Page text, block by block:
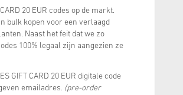
20 EUR codes op de markt.
bulk kopen voor een verlaagd
Naast het feit dat we zo
100% legaal zijn aangezien ze
GIFT CARD 20 EUR digitale code
emailadres. (pre-order